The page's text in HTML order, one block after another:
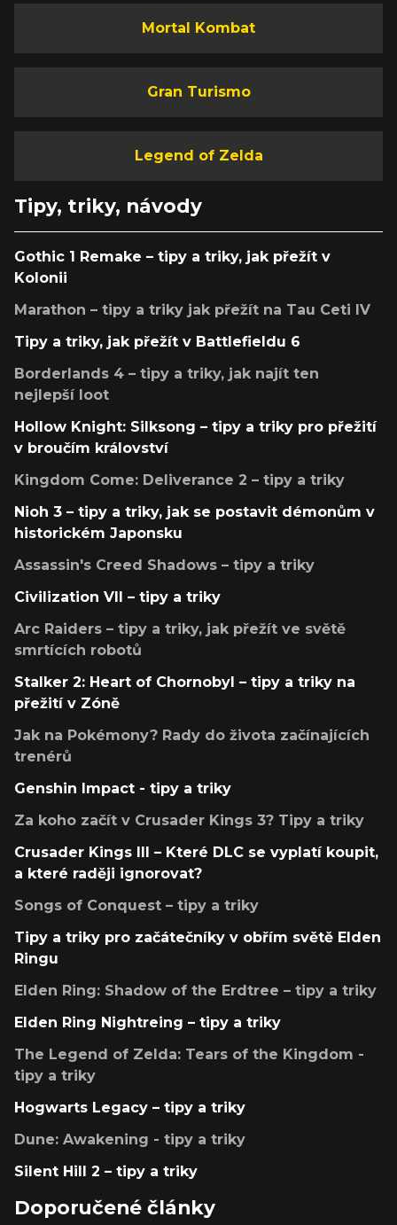
Mortal Kombat
Gran Turismo
Legend of Zelda
Tipy, triky, návody
Gothic 1 Remake – tipy a triky, jak přežít v
Kolonii
Marathon – tipy a triky jak přežít na Tau Ceti IV
Tipy a triky, jak přežít v Battlefieldu 6
Borderlands 4 – tipy a triky, jak najít ten
nejlepší loot
Hollow Knight: Silksong – tipy a triky pro přežití
v broučím království
Kingdom Come: Deliverance 2 – tipy a triky
Nioh 3 – tipy a triky, jak se postavit démonům v
historickém Japonsku
Assassin's Creed Shadows – tipy a triky
Civilization VII – tipy a triky
Arc Raiders – tipy a triky, jak přežít ve světě
smrtících robotů
Stalker 2: Heart of Chornobyl – tipy a triky na
přežití v Zóně
Jak na Pokémony? Rady do života začínajících
trenérů
Genshin Impact - tipy a triky
Za koho začít v Crusader Kings 3? Tipy a triky
Crusader Kings III – Které DLC se vyplatí koupit,
a které raději ignorovat?
Songs of Conquest – tipy a triky
Tipy a triky pro začátečníky v obřím světě Elden
Ringu
Elden Ring: Shadow of the Erdtree – tipy a triky
Elden Ring Nightreing – tipy a triky
The Legend of Zelda: Tears of the Kingdom -
tipy a triky
Hogwarts Legacy – tipy a triky
Dune: Awakening - tipy a triky
Silent Hill 2 – tipy a triky
Doporučené články